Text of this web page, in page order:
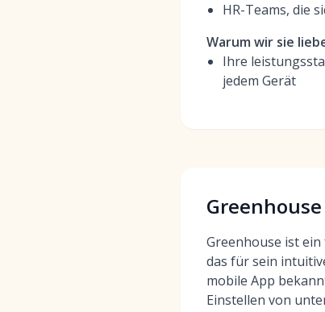
HR-Teams, die
Warum wir sie
Ihre
jedem Gerät
Greenhouse
Greenhouse ist
das für sein
mobile App
Einstellen von